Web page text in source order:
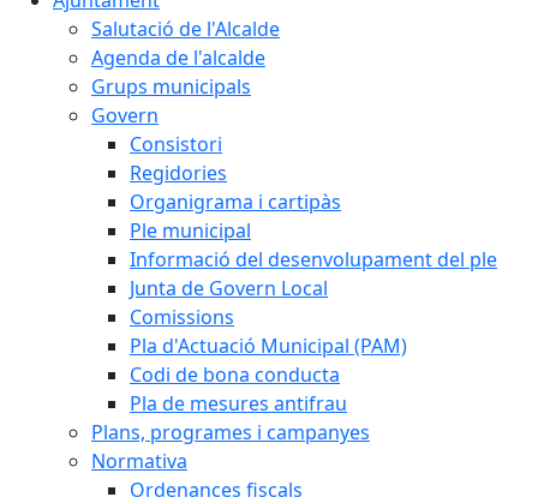
Salutació de l'Alcalde
Agenda de l'alcalde
Grups municipals
Govern
Consistori
Regidories
Organigrama i cartipàs
Ple municipal
Informació del desenvolupament del ple
Junta de Govern Local
Comissions
Pla d'Actuació Municipal (PAM)
Codi de bona conducta
Pla de mesures antifrau
Plans, programes i campanyes
Normativa
Ordenances fiscals